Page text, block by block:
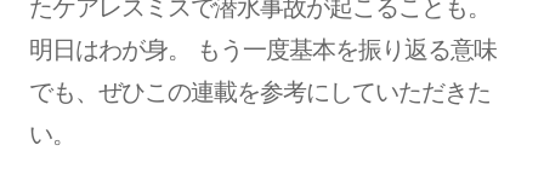
たケアレスミスで潜水事故が起こることも。
明日はわが身。 もう一度基本を振り返る意味
でも、ぜひこの連載を参考にしていただきた
い。